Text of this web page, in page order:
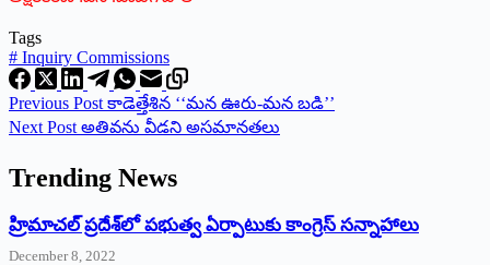
Tags
# Inquiry Commissions
Previous Post కాడెత్తేశిన ‘‘మన ఊరు-మన బడి’’
Next Post అతివను వీడని అసమానతలు
Trending News
‌హ్రిమాచల్‌ ‌ప్రదేశ్‌లో పభుత్వ ఏర్పాటుకు కాంగ్రెస్‌ ‌సన్నాహాలు
December 8, 2022